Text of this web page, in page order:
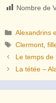
Nombre de
Catégories
Alexandrins
Étiquettes
Clermont ,
Le temps de
La tétée –